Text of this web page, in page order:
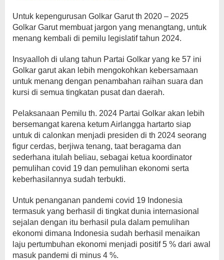
Untuk kepengurusan Golkar Garut th 2020 – 2025
Golkar Garut membuat jargon yang menangtang, untuk
menang kembali di pemilu legislatif tahun 2024.
Insyaalloh di ulang tahun Partai Golkar yang ke 57 ini
Golkar garut akan lebih mengokohkan kebersamaan
untuk menang dengan penambahan raihan suara dan
kursi di semua tingkatan pusat dan daerah.
Pelaksanaan Pemilu th. 2024 Partai Golkar akan lebih
bersemangat karena ketum Airlangga hartarto siap
untuk di calonkan menjadi presiden di th 2024 seorang
figur cerdas, berjiwa tenang, taat beragama dan
sederhana itulah beliau, sebagai ketua koordinator
pemulihan covid 19 dan pemulihan ekonomi serta
keberhasilannya sudah terbukti.
Untuk penanganan pandemi covid 19 Indonesia
termasuk yang berhasil di tingkat dunia internasional
sejalan dengan itu berhasil pula dalam pemulihan
ekonomi dimana Indonesia sudah berhasil menaikan
laju pertumbuhan ekonomi menjadi positif 5 % dari awal
masuk pandemi di minus 4 %.